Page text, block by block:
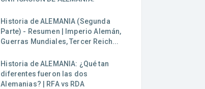
Historia de ALEMANIA (Segunda
Parte) - Resumen | Imperio Alemán,
Guerras Mundiales, Tercer Reich...
Historia de ALEMANIA: ¿Qué tan
diferentes fueron las dos
Alemanias? | RFA vs RDA